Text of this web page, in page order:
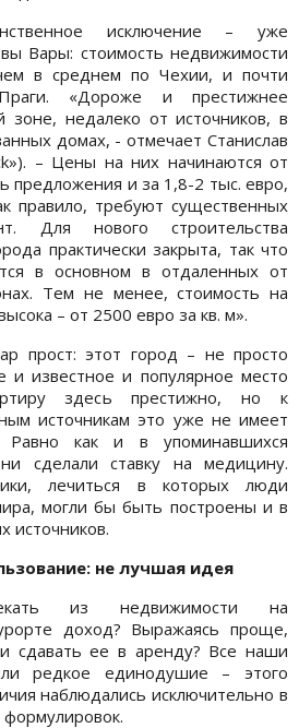
исключение – уже
Вары: стоимость недвижимости
в среднем по Чехии, и почти
«Дороже и престижнее
зоне, недалеко от источников, в
домах, - отмечает Станислав
– Цены на них начинаются от
предложения и за 1,8-2 тыс. евро,
правило, требуют существенных
Для нового строительства
практически закрыта, так что
в основном в отдаленных от
Тем не менее, стоимость на
– от 2500 евро за кв. м».
прост: этот город – не просто
и известное и популярное место
здесь престижно, но к
источникам это уже не имеет
Равно как и в упоминавшихся
сделали ставку на медицину.
лечиться в которых люди
могли бы быть построены и в
источников.
не лучшая идея
из недвижимости на
доход? Выражаясь проще,
сдавать ее в аренду? Все наши
редкое единодушие – этого
наблюдались исключительно в
формулировок.